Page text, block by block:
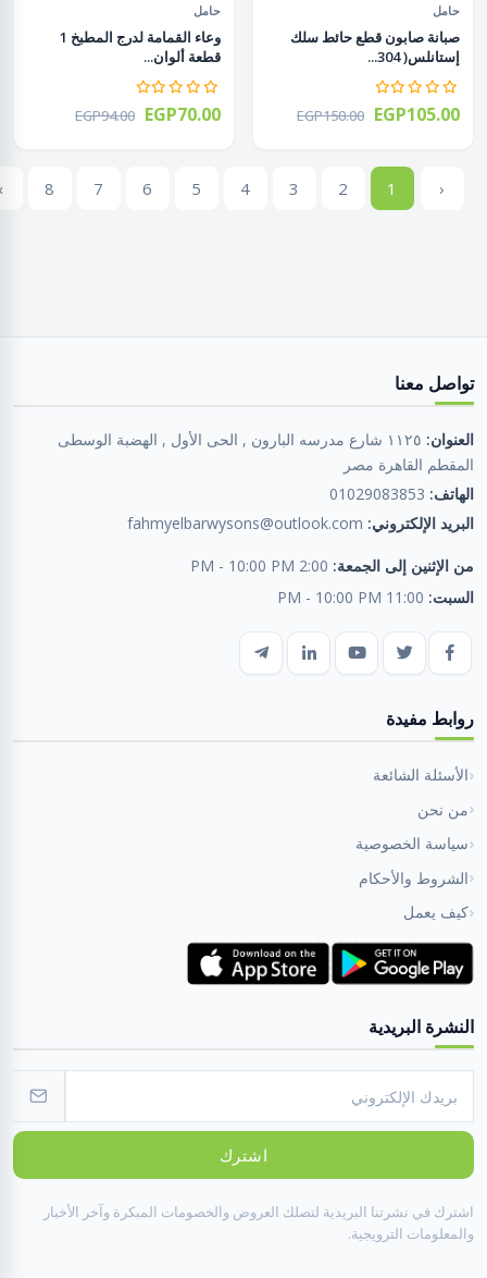
حامل
صبانة صابون قطع حائط سلك
إستانلس( 304...
EGP150.00 EGP105.00
حامل
وعاء القمامة لدرج المطبخ 1
قطعة ألوان...
EGP94.00 EGP70.00
‹
1
2
3
4
5
6
7
8
تواصل معنا
العنوان:
١١٢٥ شارع مدرسه البارون , الحى الأول , الهضبة الوسطى
المقطم القاهرة مصر
الهاتف: 01029083853
البريد الإلكتروني: fahmyelbarwysons@outlook.com
من الإثنين إلى الجمعة: 2:00 PM - 10:00 PM
السبت: 11:00 PM - 10:00 PM
روابط مفيدة
الأسئلة الشائعة
من نحن
سياسة الخصوصية
الشروط والأحكام
كيف يعمل
النشرة البريدية
اشترك
اشترك في نشرتنا البريدية لتصلك العروض والخصومات المبكرة وآخر الأخبار
والمعلومات الترويجية.